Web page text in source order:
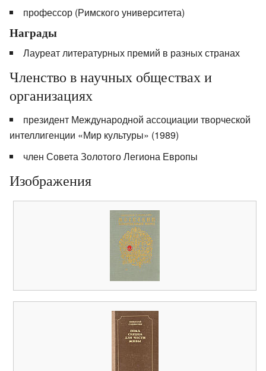
профессор (Римского университета)
Награды
Лауреат литературных премий в разных странах
Членство в научных обществах и
организациях
президент Международной ассоциации творческой
интеллигенции «Мир культуры» (1989)
член Совета Золотого Легиона Европы
Изображения